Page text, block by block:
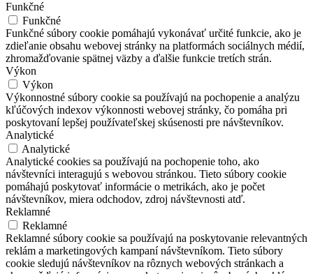
Funkčné
Funkčné
Funkčné súbory cookie pomáhajú vykonávať určité funkcie, ako je
zdieľanie obsahu webovej stránky na platformách sociálnych médií,
zhromažďovanie spätnej väzby a ďalšie funkcie tretích strán.
Výkon
Výkon
Výkonnostné súbory cookie sa používajú na pochopenie a analýzu
kľúčových indexov výkonnosti webovej stránky, čo pomáha pri
poskytovaní lepšej používateľskej skúsenosti pre návštevníkov.
Analytické
Analytické
Analytické cookies sa používajú na pochopenie toho, ako
návštevníci interagujú s webovou stránkou. Tieto súbory cookie
pomáhajú poskytovať informácie o metrikách, ako je počet
návštevníkov, miera odchodov, zdroj návštevnosti atď.
Reklamné
Reklamné
Reklamné súbory cookie sa používajú na poskytovanie relevantných
reklám a marketingových kampaní návštevníkom. Tieto súbory
cookie sledujú návštevníkov na rôznych webových stránkach a